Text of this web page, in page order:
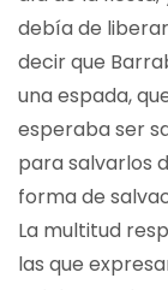
debía de
decir que
una espada,
esperaba ser
para salvarlos
forma de
La multitud
las que